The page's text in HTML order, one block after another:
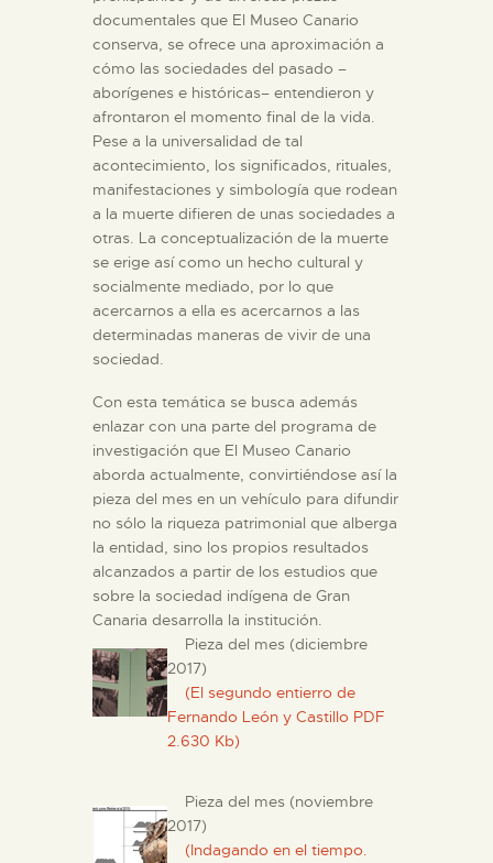
DIDÁCTICA
ESPAÑOL
PREPARAR LA VISITA
ACTIVIDADES
█
EL MUSEO
COLECCIONES
DIDÁCTICA
ESPAÑOL
documentales que El Museo Canario
conserva, se ofrece una aproximación a
cómo las sociedades del pasado –
aborígenes e históricas– entendieron y
afrontaron el momento final de la vida.
Pese a la universalidad de tal
acontecimiento, los significados, rituales,
manifestaciones y simbología que rodean
a la muerte difieren de unas sociedades a
otras. La conceptualización de la muerte
se erige así como un hecho cultural y
socialmente mediado, por lo que
acercarnos a ella es acercarnos a las
determinadas maneras de vivir de una
sociedad.
Con esta temática se busca además
enlazar con una parte del programa de
investigación que El Museo Canario
aborda actualmente, convirtiéndose así la
pieza del mes en un vehículo para difundir
no sólo la riqueza patrimonial que alberga
la entidad, sino los propios resultados
alcanzados a partir de los estudios que
sobre la sociedad indígena de Gran
Canaria desarrolla la institución.
Pieza del mes (diciembre
2017)
(El segundo entierro de
Fernando León y Castillo PDF
2.630 Kb)
Pieza del mes (noviembre
2017)
(Indagando en el tiempo.